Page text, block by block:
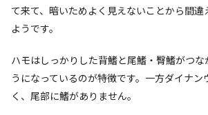
て来て、暗いためよく見えないことから間
ようです。
ハモはしっかりした背鰭と尾鰭・臀鰭がつな
うになっているのが特徴です。一方ダイナン
く、尾部に鰭がありません。